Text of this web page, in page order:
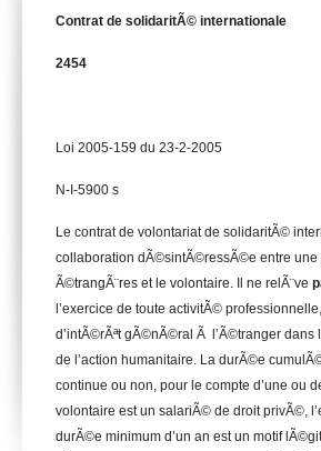
Contrat de solidaritÃ© internationale
2454
Loi 2005-159 du 23-2-2005
N-I-5900 s
Le contrat de volontariat de solidaritÃ©
collaboration dÃ©sintÃ©ressÃ©e entre
Ã©trangÃ¨res et le volontaire. Il ne relÃ¨ve
l’exercice de toute activitÃ©
d’intÃ©rÃªt gÃ©nÃ©ral Ã l’Ã©tranger
de l’action humanitaire. La durÃ©e
continue ou non, pour le compte d’une ou
volontaire est un salariÃ© de droit privÃ©,
durÃ©e minimum d’un an est un motif